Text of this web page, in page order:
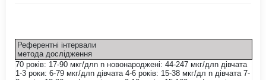
Референтні інтервали
метода дослідження
70 років: 17-90 мкг/длn n новонароджені: 44-247 мкг/длn дівчата
1-3 роки: 6-79 мкг/длn дівчата 4-6 років: 15-38 мкг/дл n дівчата 7-